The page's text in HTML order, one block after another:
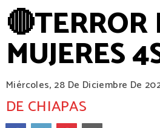
MUJERES
Miércoles, 28 De Diciembre De
DE CHIAPAS